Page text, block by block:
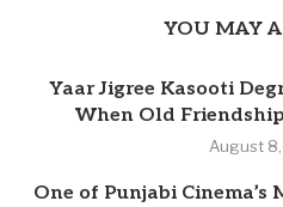
YOU MAY
Yaar Jigree Kasooti
When Old
August
One of Punjabi Cinema’s